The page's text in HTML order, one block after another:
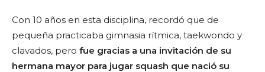
Con 10 años en esta disciplina, recordó que de
pequeña practicaba gimnasia rítmica, taekwondo y
clavados, pero fue gracias a una invitación de su
hermana mayor para jugar squash que nació su